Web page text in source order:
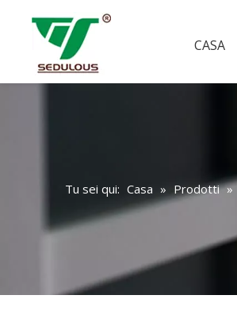
CASA
Tu sei qui: Casa » Prodotti »